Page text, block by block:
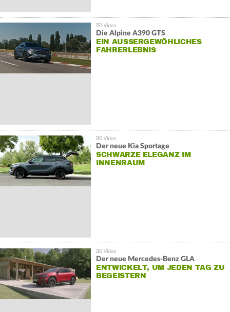
Die Alpine A390 GTS
EIN AUSSERGEWÖHLICHES F
AHRERLEBNIS
Der neue Kia Sportage
SCHWARZE ELEGANZ IM
INNENRAUM
Der neue Mercedes-Benz GLA
ENTWICKELT, UM JEDEN TAG ZU
BEGEISTERN